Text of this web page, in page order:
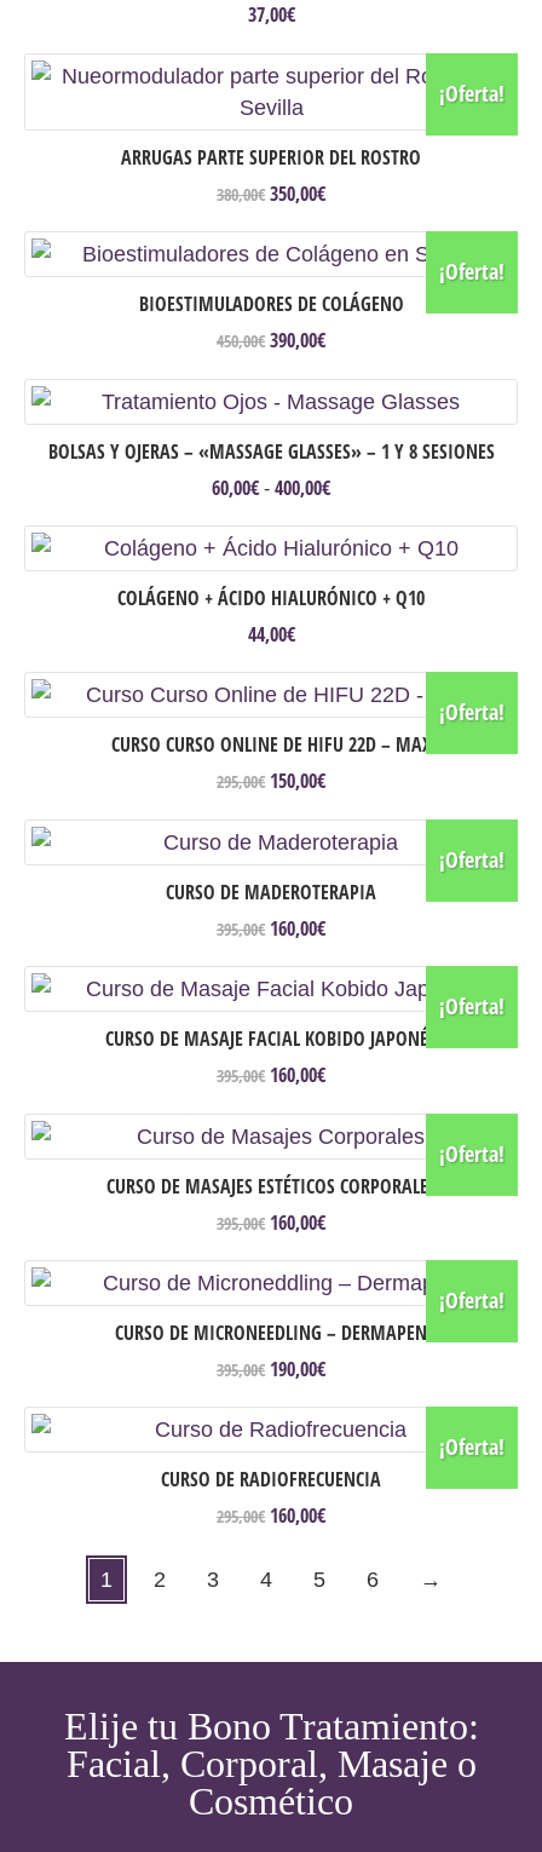
37,00€
¡Oferta!
ARRUGAS PARTE SUPERIOR DEL ROSTRO
380,00€ El
original
era:
350,00€El
actual
es:
350,00€.
¡Oferta!
BIOESTIMULADORES DE COLÁGENO
450,00€ El
original
era:
390,00€El
actual
es:
BOLSAS Y OJERAS – «MASSAGE GLASSES» – 1 Y 8 SESIONES
60,00€ - 400,00€Rango
precios:
desde
60,00€
hasta
producto
tiene
múltiples
variantes.
Las
opciones
se
elegir
en
la
página
de
COLÁGENO + ÁCIDO HIALURÓNICO + Q10
44,00€
¡Oferta!
CURSO CURSO ONLINE DE HIFU 22D – MAX
295,00€ El
original
era:
150,00€El
actual
es:
¡Oferta!
CURSO DE MADEROTERAPIA
395,00€ El
era:
160,00€El
es:
¡Oferta!
CURSO DE MASAJE FACIAL KOBIDO JAPONÉS
395,00€ El
original
era:
395,00€.
160,00€El
actual
es:
¡Oferta!
CURSO DE MASAJES ESTÉTICOS CORPORALES
395,00€ El
era:
160,00€El
es:
¡Oferta!
CURSO DE MICRONEEDLING – DERMAPEN
395,00€ El
era:
190,00€El
es:
¡Oferta!
CURSO DE RADIOFRECUENCIA
295,00€ El
era:
160,00€El
es:
1 2 3 4 5 6 →
Elije tu Bono Tratamiento:
Facial, Corporal, Masaje o
Cosmético